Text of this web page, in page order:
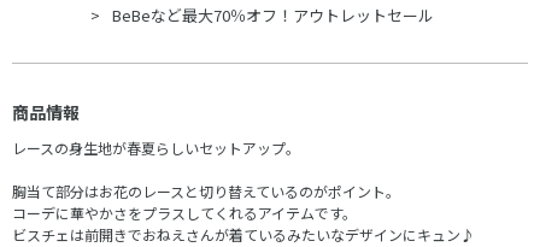
BeBeなど最大70％オフ！アウトレットセール
商品情報
レースの身生地が春夏らしいセットアップ。
胸当て部分はお花のレースと切り替えているのがポイント。
コーデに華やかさをプラスしてくれるアイテムです。
ビスチェは前開きでおねえさんが着ているみたいなデザインにキュン♪